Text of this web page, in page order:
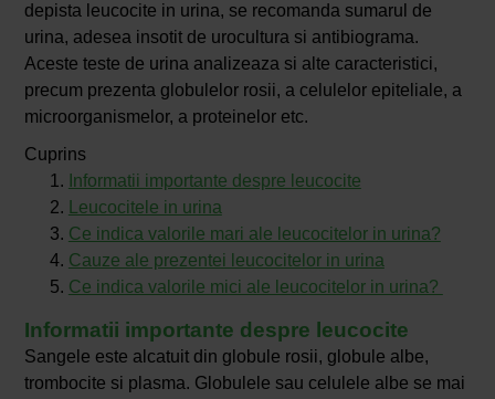
depista leucocite in urina, se recomanda sumarul de
urina, adesea insotit de urocultura si antibiograma.
Aceste teste de urina analizeaza si alte caracteristici,
precum prezenta globulelor rosii, a celulelor epiteliale, a
microorganismelor, a proteinelor etc.
Cuprins
Informatii importante despre leucocite
Leucocitele in urina
Ce indica valorile mari ale leucocitelor in urina?
Cauze ale prezentei leucocitelor in urina
Ce indica valorile mici ale leucocitelor in urina?
Informatii importante despre leucocite
Sangele este alcatuit din globule rosii, globule albe,
trombocite si plasma. Globulele sau celulele albe se mai